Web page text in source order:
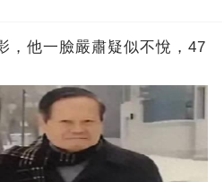
，他一臉嚴肅疑似不悅，47